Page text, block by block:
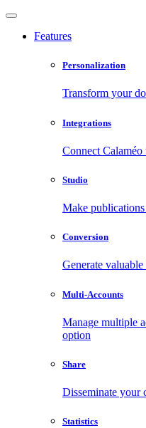
Features
Personalization
Transform your
Integrations
Connect
Studio
Make
Conversion
Generate
Multi-Accounts
Manage multiple
option
Share
Disseminate your
Statistics